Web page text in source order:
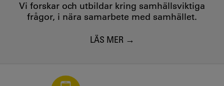
Vi forskar och utbildar kring samhällsviktiga
frågor, i nära samarbete med samhället.
LÄS MER